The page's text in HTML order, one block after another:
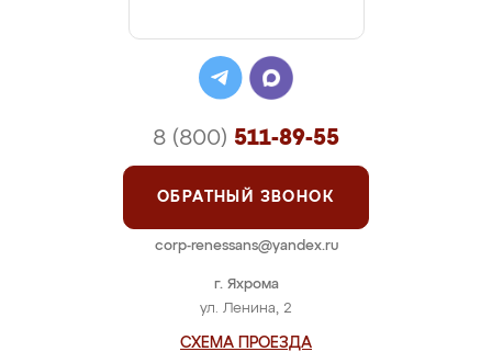
г. Яхрома
ул. Ленина, 2
СХЕМА ПРОЕЗДА
8 (800) 511-89-55
ОБРАТНЫЙ ЗВОНОК
corp-renessans@yandex.ru